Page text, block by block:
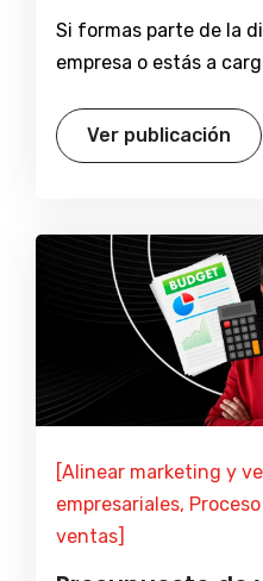
Si formas parte de la
empresa o estás a
Ver publicación
[Alinear marketing y
empresariales,
ventas]